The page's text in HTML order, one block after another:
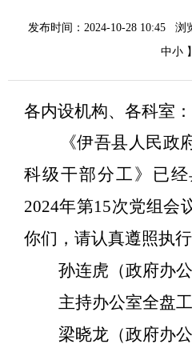
发布时间：2024-10-28 10:45 浏
中小 】
各内设机构、各科室：
《伊吾县人民政
科级干部分工》已
2024年第15次党组会
你们，请认真遵照执行
孙连虎（政府办公
主持办公室全盘工
梁晓龙（政府办